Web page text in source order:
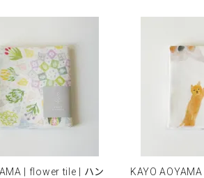
| flower tile | ハン
KAYO